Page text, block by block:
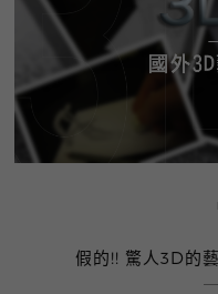
假的!! 驚人3D的